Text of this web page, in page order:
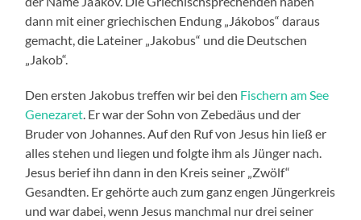
dann mit einer griechischen Endung „Jákobos“ daraus
gemacht, die Lateiner „Jakobus“ und die Deutschen
„Jakob“.
Den ersten Jakobus treffen wir bei den Fischern am See
Genezaret. Er war der Sohn von Zebedäus und der
Bruder von Johannes. Auf den Ruf von Jesus hin ließ er
alles stehen und liegen und folgte ihm als Jünger nach.
Jesus berief ihn dann in den Kreis seiner „Zwölf“
Gesandten. Er gehörte auch zum ganz engen Jüngerkreis
und war dabei, wenn Jesus manchmal nur drei seiner